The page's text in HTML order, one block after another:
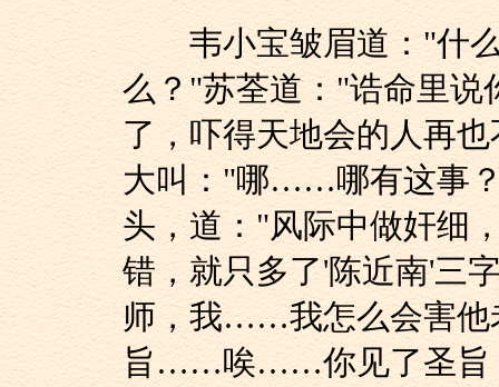
韦小宝皱眉道："什么
么？"苏荃道："诰命里说
了，吓得天地会的人再
大叫："哪……哪有这事
头，道："风际中做奸细
错，就只多了'陈近南'三
师，我……我怎么会害
旨……唉……你见了圣旨